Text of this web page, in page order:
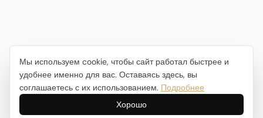
Мы используем cookie, чтобы сайт работал быстрее и
удобнее именно для вас. Оставаясь здесь, вы
соглашаетесь с их использованием. Подробнее
Хорошо